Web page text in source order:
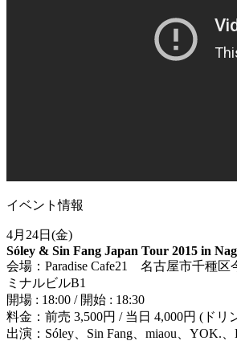
イベント情報
4月24日(金)
Sóley & Sin Fang Japan Tour 2015 in
会場：Paradise Cafe21 名古屋市千種
ミナルビルB1
開場 : 18:00 / 開始 : 18:30
料金：前売 3,500円 / 当日 4,000円 (ドリ
出演：Sóley、Sin Fang、miaou、YOK.